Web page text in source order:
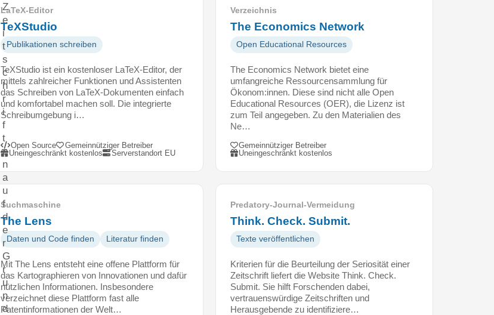
Z
e
i
t
s
c
h
r
i
f
t
e
n
a
u
f
d
e
r
G
r
u
n
d
LaTeX-Editor
TeXStudio
Publikationen schreiben
TeXStudio ist ein kostenloser LaTeX-Editor, der
mittels zahlreicher Funktionen und Assistenten
das Schreiben von LaTeX-Dokumenten einfach
und komfortabel machen soll. Die integrierte
Schreibumgebung i…
Open Source
Gemeinnütziger Betreiber
Uneingeschränkt kostenlos
Serverstandort EU
Verzeichnis
The Economics Network
Open Educational Resources
The Economics Network bietet eine
umfangreiche Ressourcensammlung für
Ökonom:innen. Diese sind nicht alle Open
Educational Resources (OER), die Lizenz ist
zum Teil angegeben. Zu den Materialien des
Ne…
Gemeinnütziger Betreiber
Uneingeschränkt kostenlos
Suchmaschine
The Lens
Daten und Code finden Literatur finden
Mit The Lens entsteht eine offene Plattform für
das Kartographieren von Innovationen und dafür
nützlichen Informationen. Insbesondere
verzeichnet diese Plattform fast alle
Patentinformationen der Welt…
Predatory-Journal-Vermeidung
Think. Check. Submit.
Texte veröffentlichen
Kriterien für die Beurteilung der Seriosität einer
Zeitschrift liefert die Website Think. Check.
Submit. Sie hilft Forschenden dabei,
vertrauenswürdige Zeitschriften und
Herausgebende zu identifiziere…